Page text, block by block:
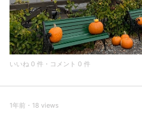
いいね 0 件・コメント 0 件
1年前・18 views